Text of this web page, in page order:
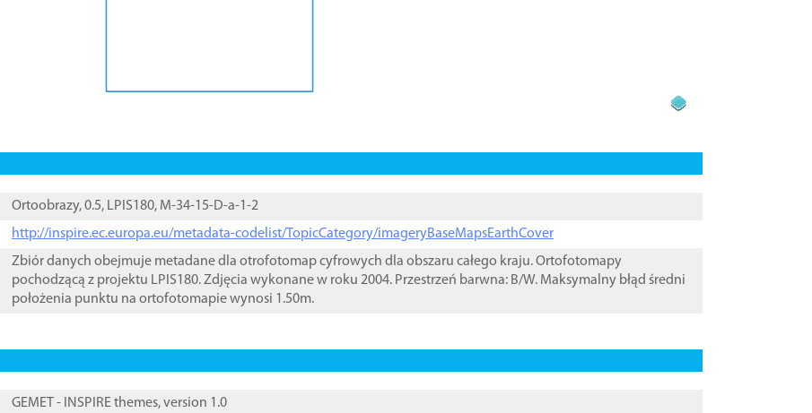
Ortoobrazy, 0.5, LPIS180, M-34-15-D-a-1-2
http://inspire.ec.europa.eu/metadata-codelist/TopicCategory/imageryBaseMapsEarthCover
Zbiór danych obejmuje metadane dla otrofotomap cyfrowych dla obszaru całego kraju. Ortofotomapy
pochodzącą z projektu LPIS180. Zdjęcia wykonane w roku 2004. Przestrzeń barwna: B/W. Maksymalny błąd średni
położenia punktu na ortofotomapie wynosi 1.50m.
GEMET - INSPIRE themes, version 1.0